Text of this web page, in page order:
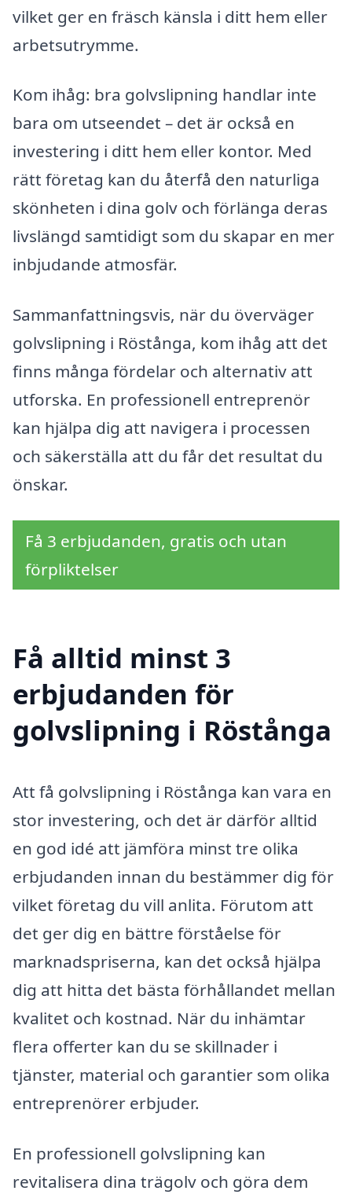
vilket ger en fräsch känsla i ditt hem eller
arbetsutrymme.
Kom ihåg: bra golvslipning handlar inte
bara om utseendet – det är också en
investering i ditt hem eller kontor. Med
rätt företag kan du återfå den naturliga
skönheten i dina golv och förlänga deras
livslängd samtidigt som du skapar en mer
inbjudande atmosfär.
Sammanfattningsvis, när du överväger
golvslipning i Röstånga, kom ihåg att det
finns många fördelar och alternativ att
utforska. En professionell entreprenör
kan hjälpa dig att navigera i processen
och säkerställa att du får det resultat du
önskar.
Få 3 erbjudanden, gratis och utan
förpliktelser
Få alltid minst 3
erbjudanden för
golvslipning i Röstånga
Att få golvslipning i Röstånga kan vara en
stor investering, och det är därför alltid
en god idé att jämföra minst tre olika
erbjudanden innan du bestämmer dig för
vilket företag du vill anlita. Förutom att
det ger dig en bättre förståelse för
marknadspriserna, kan det också hjälpa
dig att hitta det bästa förhållandet mellan
kvalitet och kostnad. När du inhämtar
flera offerter kan du se skillnader i
tjänster, material och garantier som olika
entreprenörer erbjuder.
En professionell golvslipning kan
revitalisera dina trägolv och göra dem